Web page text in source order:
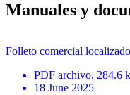
Manuales y
Folleto comercial localizado
PDF archivo, 284.6
18 June 2025